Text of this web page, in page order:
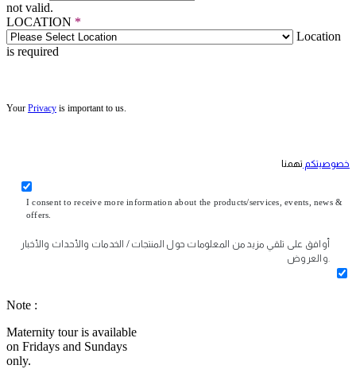
not valid.
LOCATION *
Location
is required
Your Privacy is important to us.
خصوصيتكم تهمنا
I consent to receive more information about the products/services, events, news &
offers.
أوافق على تلقي مزيد من المعلومات حول المنتجات / الخدمات والأحداث والأخبار
والعروض.
Note :
Maternity tour is available
on Fridays and Sundays
only.